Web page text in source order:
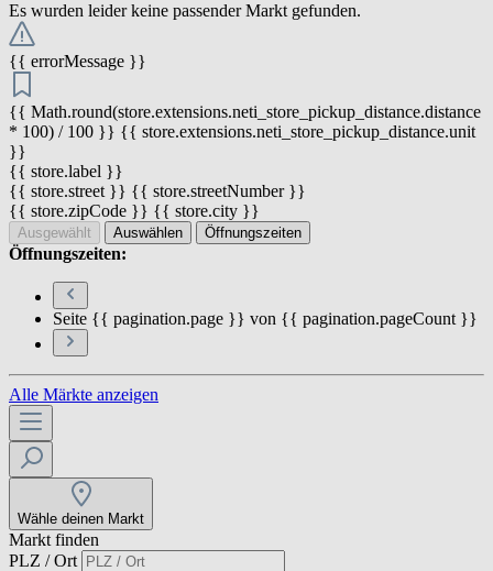
Es wurden leider keine passender Markt gefunden.
{{ errorMessage }}
{{ Math.round(store.extensions.neti_store_pickup_distance.distance
* 100) / 100 }} {{ store.extensions.neti_store_pickup_distance.unit
}}
{{ store.label }}
{{ store.street }} {{ store.streetNumber }}
{{ store.zipCode }} {{ store.city }}
Ausgewählt Auswählen Öffnungszeiten
Öffnungszeiten:
Seite {{ pagination.page }} von {{ pagination.pageCount }}
Alle Märkte anzeigen
Wähle deinen Markt
Markt finden
PLZ / Ort